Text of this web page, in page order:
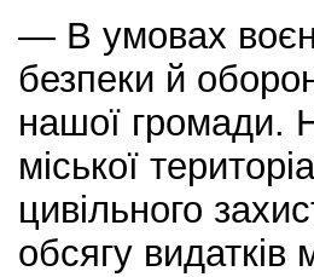
— В умовах
безпеки й
нашої громади.
міської
цивільного
обсягу видатків